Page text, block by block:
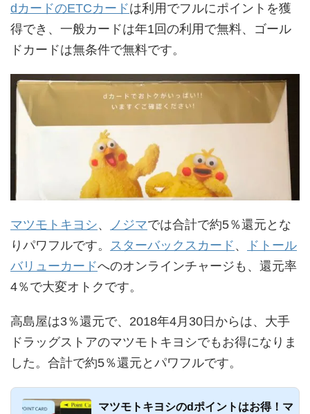
dカードのETCカードは利用でフルにポイントを獲
得でき、一般カードは年1回の利用で無料、ゴール
ドカードは無条件で無料です。
マツモトキヨシ、 ノジマでは合計で約5％還元とな
りパワフルです。 スターバックスカード 、
ドトール
バリューカードへのオンラインチャージも、還元率
4％で大変オトクです。
高島屋は3％還元で、2018年4月30日からは、大手
ドラッグストアのマツモトキヨシでもお得になりま
した。合計で約5％還元とパワフルです。
マツモトキヨシのdポイントはお得！マ